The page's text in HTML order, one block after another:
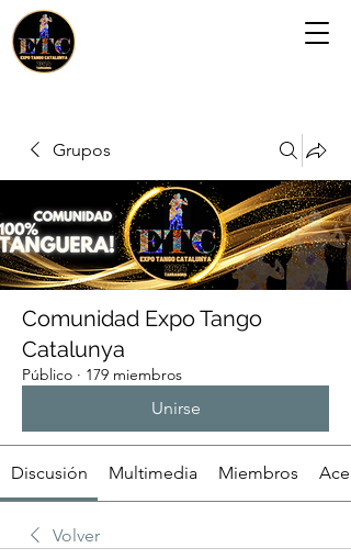
Grupos
Comunidad Expo Tango
Catalunya
Público · 179 miembros
Unirse
Discusión Multimedia Miembros
Volver